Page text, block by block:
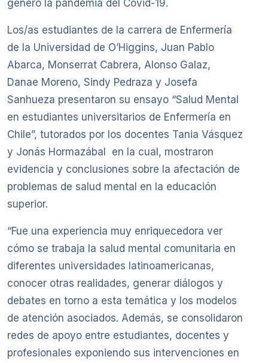
generó la pandemia del Covid-19.
Los/as estudiantes de la carrera de Enfermería
de la Universidad de O’Higgins, Juan Pablo
Abarca, Monserrat Cabrera, Alonso Galaz,
Danae Moreno, Sindy Pedraza y Josefa
Sanhueza presentaron su ensayo “Salud Mental
en estudiantes universitarios de Enfermería en
Chile”, tutorados por los docentes Tania Vásquez
y Jonás Hormazábal en la cual, mostraron
evidencia y conclusiones sobre la afectación de
problemas de salud mental en la educación
superior.
“Fue una experiencia muy enriquecedora ver
cómo se trabaja la salud mental comunitaria en
diferentes universidades latinoamericanas,
conocer otras realidades, generar diálogos y
debates en torno a esta temática y los modelos
de atención asociados. Además, se consolidaron
redes de apoyo entre estudiantes, docentes y
profesionales exponiendo sus intervenciones en